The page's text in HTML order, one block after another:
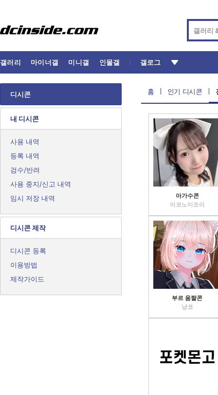
갤러리 마이너갤 미니갤 인물갤 갤로그
디시콘
내 디시콘
사용 내역
등록 내역
검수/반려
사용 중지/신고 내역
임시 저장 내역
디시콘 제작
디시콘 등록
이용방법
제작가이드
홈 인기 디시콘
아가수콘
이코노이조이
부르 움짤콘
냥코